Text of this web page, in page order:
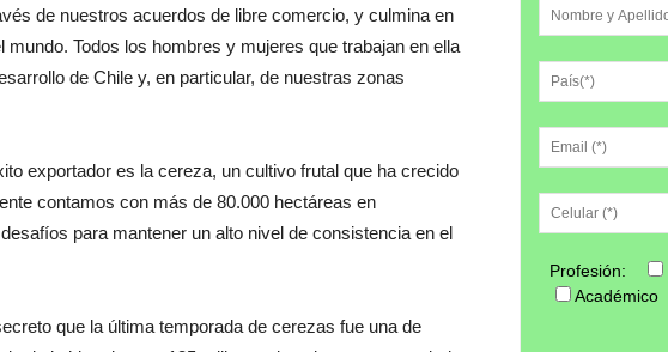
de nuestros acuerdos de libre comercio, y culmina en
Todos los hombres y mujeres que trabajan en ella
de Chile y, en particular, de nuestras zonas
exportador es la cereza, un cultivo frutal que ha crecido
contamos con más de 80.000 hectáreas en
para mantener un alto nivel de consistencia en el
que la última temporada de cerezas fue una de
Profesión:
Académico